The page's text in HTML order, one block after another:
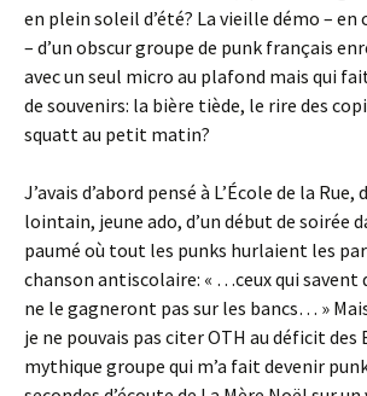
en plein soleil d’été? La vieille démo – en
– d’un obscur groupe de punk français
avec un seul micro au plafond mais qui
de souvenirs: la bière tiède, le rire des
squatt au petit matin?
J’avais d’abord pensé à L’École de la
lointain, jeune ado, d’un début de soirée
paumé où tout les punks hurlaient les
chanson antiscolaire: « …ceux qui savent
ne le gagneront pas sur les bancs… »
je ne pouvais pas citer OTH au déficit des
mythique groupe qui m’a fait devenir